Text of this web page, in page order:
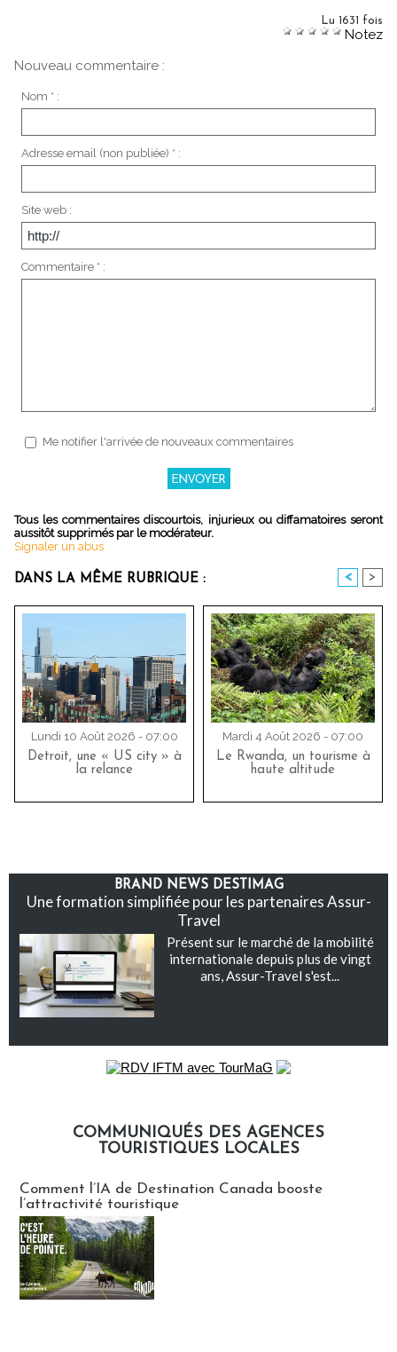
Lu 1631 fois
Notez
Nouveau commentaire :
Nom * :
Adresse email (non publiée) * :
Site web :
Commentaire * :
Me notifier l'arrivée de nouveaux commentaires
Tous les commentaires discourtois, injurieux ou diffamatoires seront
aussitôt supprimés par le modérateur.
Signaler un abus
DANS LA MÊME RUBRIQUE : < >
Lundi 10 Août 2026 - 07:00
Detroit, une « US city » à
la relance
Mardi 4 Août 2026 - 07:00
Le Rwanda, un tourisme à
haute altitude
BRAND NEWS DESTIMAG
Une formation simplifiée pour les partenaires Assur-
Travel
Présent sur le marché de la mobilité
internationale depuis plus de vingt
ans, Assur-Travel s'est...
COMMUNIQUÉS DES AGENCES
TOURISTIQUES LOCALES
Comment l’IA de Destination Canada booste
l’attractivité touristique